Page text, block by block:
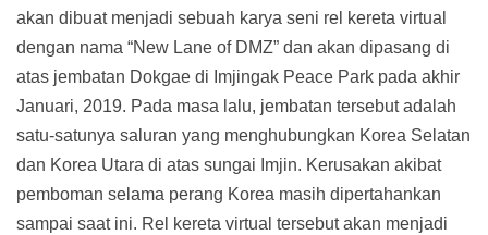
akan dibuat menjadi sebuah karya seni rel kereta virtual
dengan nama “New Lane of DMZ” dan akan dipasang di
atas jembatan Dokgae di Imjingak Peace Park pada akhir
Januari, 2019. Pada masa lalu, jembatan tersebut adalah
satu-satunya saluran yang menghubungkan Korea Selatan
dan Korea Utara di atas sungai Imjin. Kerusakan akibat
pemboman selama perang Korea masih dipertahankan
sampai saat ini. Rel kereta virtual tersebut akan menjadi